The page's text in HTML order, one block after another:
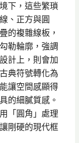
下，這些繁瑣
、正方與圓
的複雜線板，
勒輪廓，強調
計上，則會加
典符號轉化為
讓空間感顯得
的細膩質感。
「圓角」處理
剛硬的現代框